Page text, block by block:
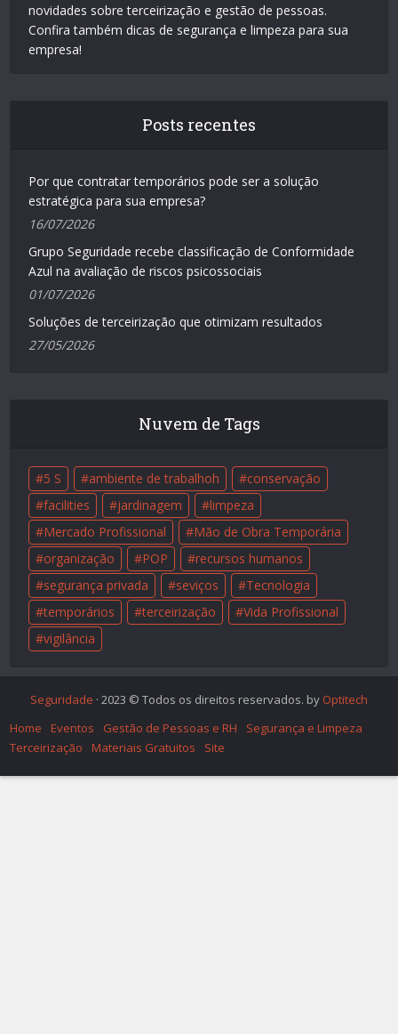
novidades sobre terceirização e gestão de pessoas.
Confira também dicas de segurança e limpeza para sua
empresa!
Posts recentes
Por que contratar temporários pode ser a solução
estratégica para sua empresa?
16/07/2026
Grupo Seguridade recebe classificação de Conformidade
Azul na avaliação de riscos psicossociais
01/07/2026
Soluções de terceirização que otimizam resultados
27/05/2026
Nuvem de Tags
5 S ambiente de trabalhoh
conservação
facilities
jardinagem
limpeza
Mercado Profissional
Mão de Obra Temporária
organização
POP
recursos humanos
segurança privada
seviços
Tecnologia
temporários
terceirização
Vida Profissional
vigilância
Seguridade · 2023 © Todos os direitos reservados. by Optitech
Home
Eventos Gestão de Pessoas e RH
Segurança e Limpeza
Terceirização
Materiais Gratuitos Site